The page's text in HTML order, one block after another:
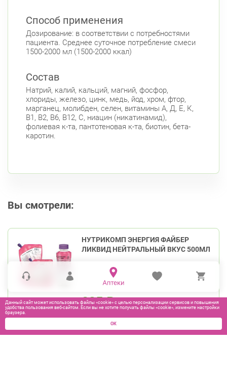
Способ применения
Дозирование: в соответствии с потребностями
пациента. Среднее суточное потребление смеси
1500-2000 мл (1500-2000 ккал)
Состав
Натрий, калий, кальций, магний, фосфор,
хлориды, железо, цинк, медь, йод, хром, фтор,
марганец, молибден, селен, витамины А, Д, Е, К,
В1, В2, В6, В12, С, ниацин (никатинамид),
фолиевая к-та, пантотеновая к-та, биотин, бета-
каротин.
Вы смотрели:
НУТРИКОМП ЭНЕРГИЯ ФАЙБЕР
ЛИКВИД НЕЙТРАЛЬНЫЙ ВКУС 500МЛ
835₽
Данный сайт может использовать файлы «cookie» с целью персонализации сервисов и повышения
удобства пользования веб-сайтом. Если вы не хотите получать файлы «cookie», измените настройки
браузера.
ОК